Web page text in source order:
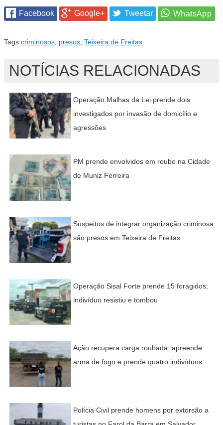
Facebook Google+ Tweetar
Tags:criminosos presos Teixeira de Freitas
NOTÍCIAS RELACIONADAS
Operação Malhas da Lei prende dois
investigados por invasão de domicílio e
agressões
PM prende envolvidos em roubo na Cidade
de Muniz Ferreira
Suspeitos de integrar organização criminosa
são presos em Teixeira de Freitas
Operação Sisal Forte prende 15 foragidos;
indivíduo resistiu e tombou
Ação recupera carga roubada, apreende
arma de fogo e prende quatro indivíduos
Polícia Civil prende homens por extorsão a